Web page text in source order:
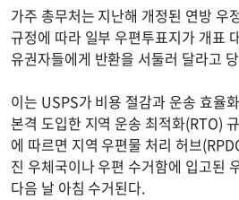
가주 총무처는 지난해 개정된 연방 우
규정에 따라 일부 우편투표지가 개표
유권자들에게 반환을 서둘러 달라고
이는 USPS가 비용 절감과 운송 효율
본격 도입한 지역 운송 최적화(RTO)
에 따르면 지역 우편물 처리 허브
진 우체국이나 우편 수거함에 입고된
다음 날 아침 수거된다.